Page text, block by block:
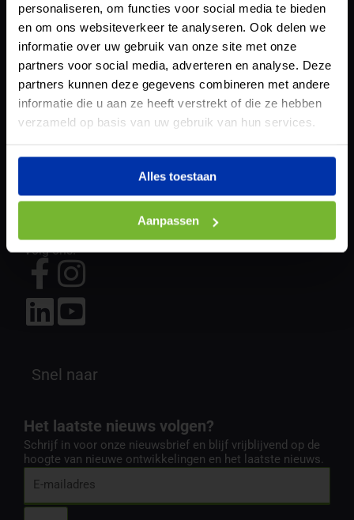
personaliseren, om functies voor social media te bieden
en om ons websiteverkeer te analyseren. Ook delen we
informatie over uw gebruik van onze site met onze
partners voor social media, adverteren en analyse. Deze
partners kunnen deze gegevens combineren met andere
informatie die u aan ze heeft verstrekt of die ze hebben
verzameld op basis van uw gebruik van hun services.
Alles toestaan
Aanpassen
Contact
BATTBOY®
POWERED BY Green Hybrids B.V.
Duurzaamheidsring 11
E-mail:info@battboy.nl
Telefoon:085 – 0291844
Volg ons!
Snel naar
Het laatste nieuws volgen?
Schrijf in voor onze nieuwsbrief en blijf vrijblijvend op de
hoogte van nieuwe ontwikkelingen en het laatste nieuws.
Submit
Huur of lease eenvoudig
een batterij voor elk
project.
Lees meer
Of bel direct: 085 – 029 18